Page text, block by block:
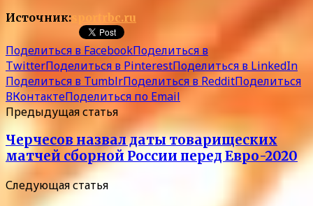
Источник: sportrbc.ru
Поделиться в FacebookПоделиться в
TwitterПоделиться в PinterestПоделиться в LinkedIn
Поделиться в TumblrПоделиться в RedditПоделиться
ВКонтактеПоделиться по Email
Предыдущая статья
Черчесов назвал даты товарищеских
матчей сборной России перед Евро-2020
Следующая статья